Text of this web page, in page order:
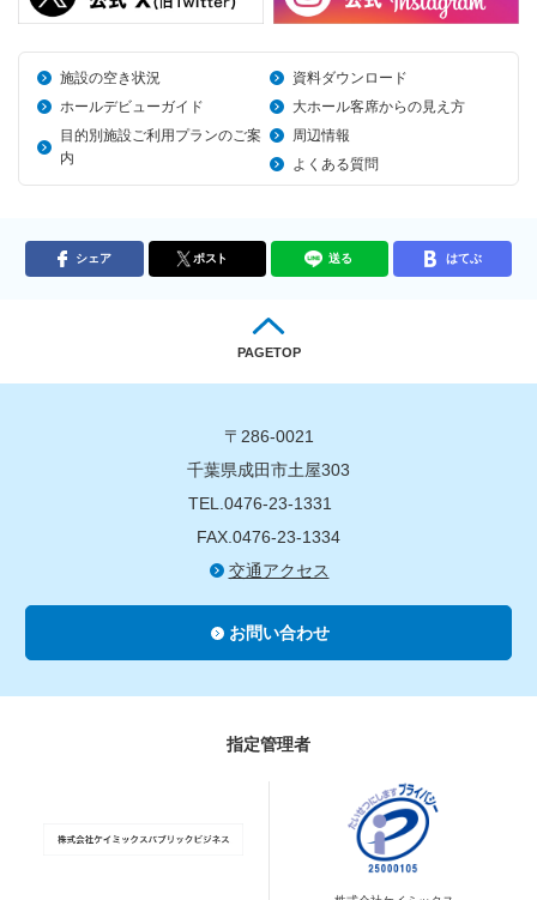
施設の空き状況
資料ダウンロード
ホールデビューガイド
大ホール客席からの見え方
目的別施設ご利用プランのご案
内
周辺情報
よくある質問
シェア ポスト 送る はてぶ
PAGETOP
〒286-0021
千葉県成田市土屋303
TEL.0476-23-1331
FAX.0476-23-1334
交通アクセス
お問い合わせ
指定管理者